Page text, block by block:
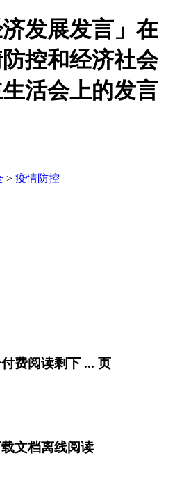
济发展发言」在
控和经济社会
活会上的发言
> 疫情防控
费阅读剩下 ... 页
文档离线阅读